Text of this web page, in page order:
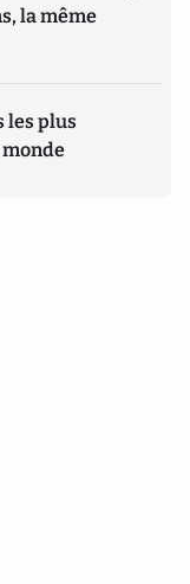
la même
les plus